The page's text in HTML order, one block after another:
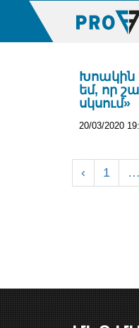
եմ, որ
սկսում»
20/03/2020
‹ 1 …